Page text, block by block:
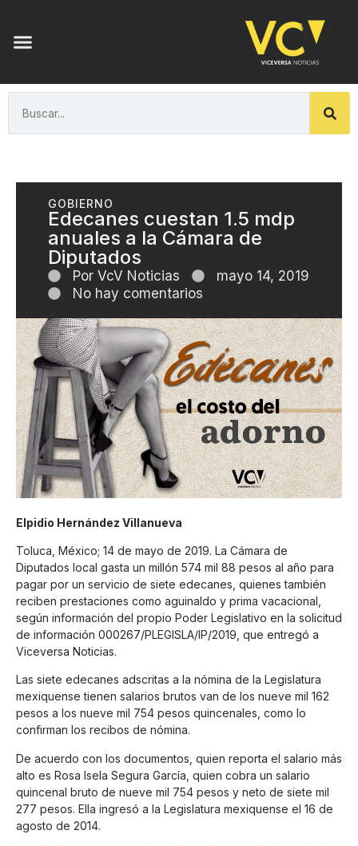
GOBIERNO
Edecanes cuestan 1.5 mdp
anuales a la Cámara de
Diputados
Por VcV Noticias
mayo 14, 2019
No hay comentarios
Elpidio Hernández Villanueva
Toluca, México; 14 de mayo de 2019. La Cámara de
Diputados local gasta un millón 574 mil 88 pesos al año para
pagar por un servicio de siete edecanes, quienes también
reciben prestaciones como aguinaldo y prima vacacional,
según información del propio Poder Legislativo en la solicitud
de información 000267/PLEGISLA/IP/2019, que entregó a
Viceversa Noticias.
Las siete edecanes adscritas a la nómina de la Legislatura
mexiquense tienen salarios brutos van de los nueve mil 162
pesos a los nueve mil 754 pesos quincenales, como lo
confirman los recibos de nómina.
De acuerdo con los documentos, quien reporta el salario más
alto es Rosa Isela Segura García, quien cobra un salario
quincenal bruto de nueve mil 754 pesos y neto de siete mil
277 pesos. Ella ingresó a la Legislatura mexiquense el 16 de
agosto de 2014.